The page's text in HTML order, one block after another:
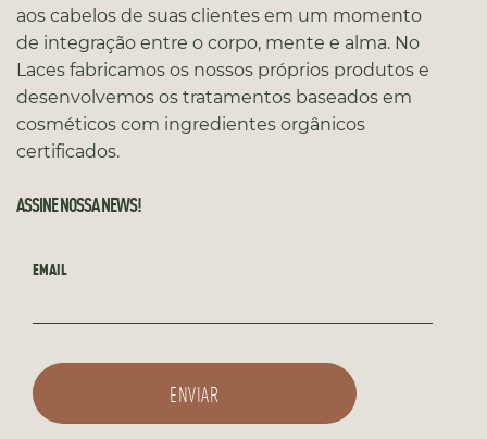
aos cabelos de suas clientes em um momento
de integração entre o corpo, mente e alma. No
Laces fabricamos os nossos próprios produtos e
desenvolvemos os tratamentos baseados em
cosméticos com ingredientes orgânicos
certificados.
ASSINE NOSSA NEWS!
EMAIL